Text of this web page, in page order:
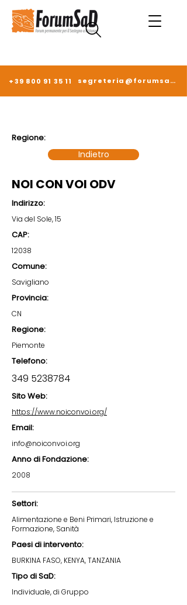
+39 800 91 35 11 segreteria@forumsad.it
Regione:
Indietro
NOI CON VOI ODV
Indirizzo:
Via del Sole, 15
CAP:
12038
Comune:
Savigliano
Provincia:
CN
Regione:
Piemonte
Telefono:
349 5238784
Sito Web:
https://www.noiconvoi.org/
Email:
info@noiconvoi.org
Anno di Fondazione:
2008
Settori:
Alimentazione e Beni Primari, Istruzione e
Formazione, Sanità
Paesi di intervento:
BURKINA FASO, KENYA, TANZANIA
Tipo di SaD:
Individuale, di Gruppo